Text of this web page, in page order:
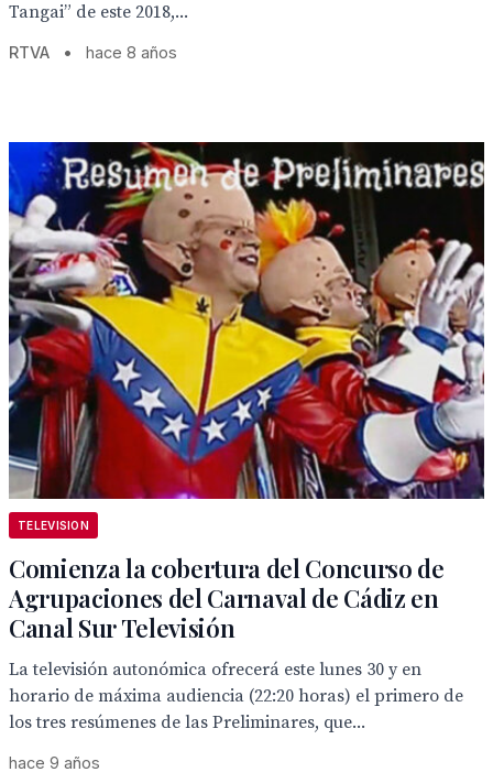
Tangai” de este 2018,...
RTVA • hace 8 años
TELEVISION
Comienza la cobertura del Concurso de
Agrupaciones del Carnaval de Cádiz en
Canal Sur Televisión
La televisión autonómica ofrecerá este lunes 30 y en
horario de máxima audiencia (22:20 horas) el primero de
los tres resúmenes de las Preliminares, que...
hace 9 años